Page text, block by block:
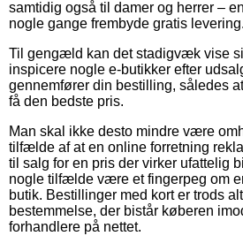
samtidig også til damer og herrer –
nogle gange frembyde gratis levering.
Til gengæld kan det stadigvæk vise
inspicere nogle e-butikker efter
gennemfører din bestilling, således
få den bedste pris.
Man skal ikke desto mindre være
tilfælde af at en online forretning
til salg for en pris der virker ufattelig
nogle tilfælde være et fingerpeg om
butik. Bestillinger med kort er trods
bestemmelse, der bistår køberen
forhandlere på nettet.